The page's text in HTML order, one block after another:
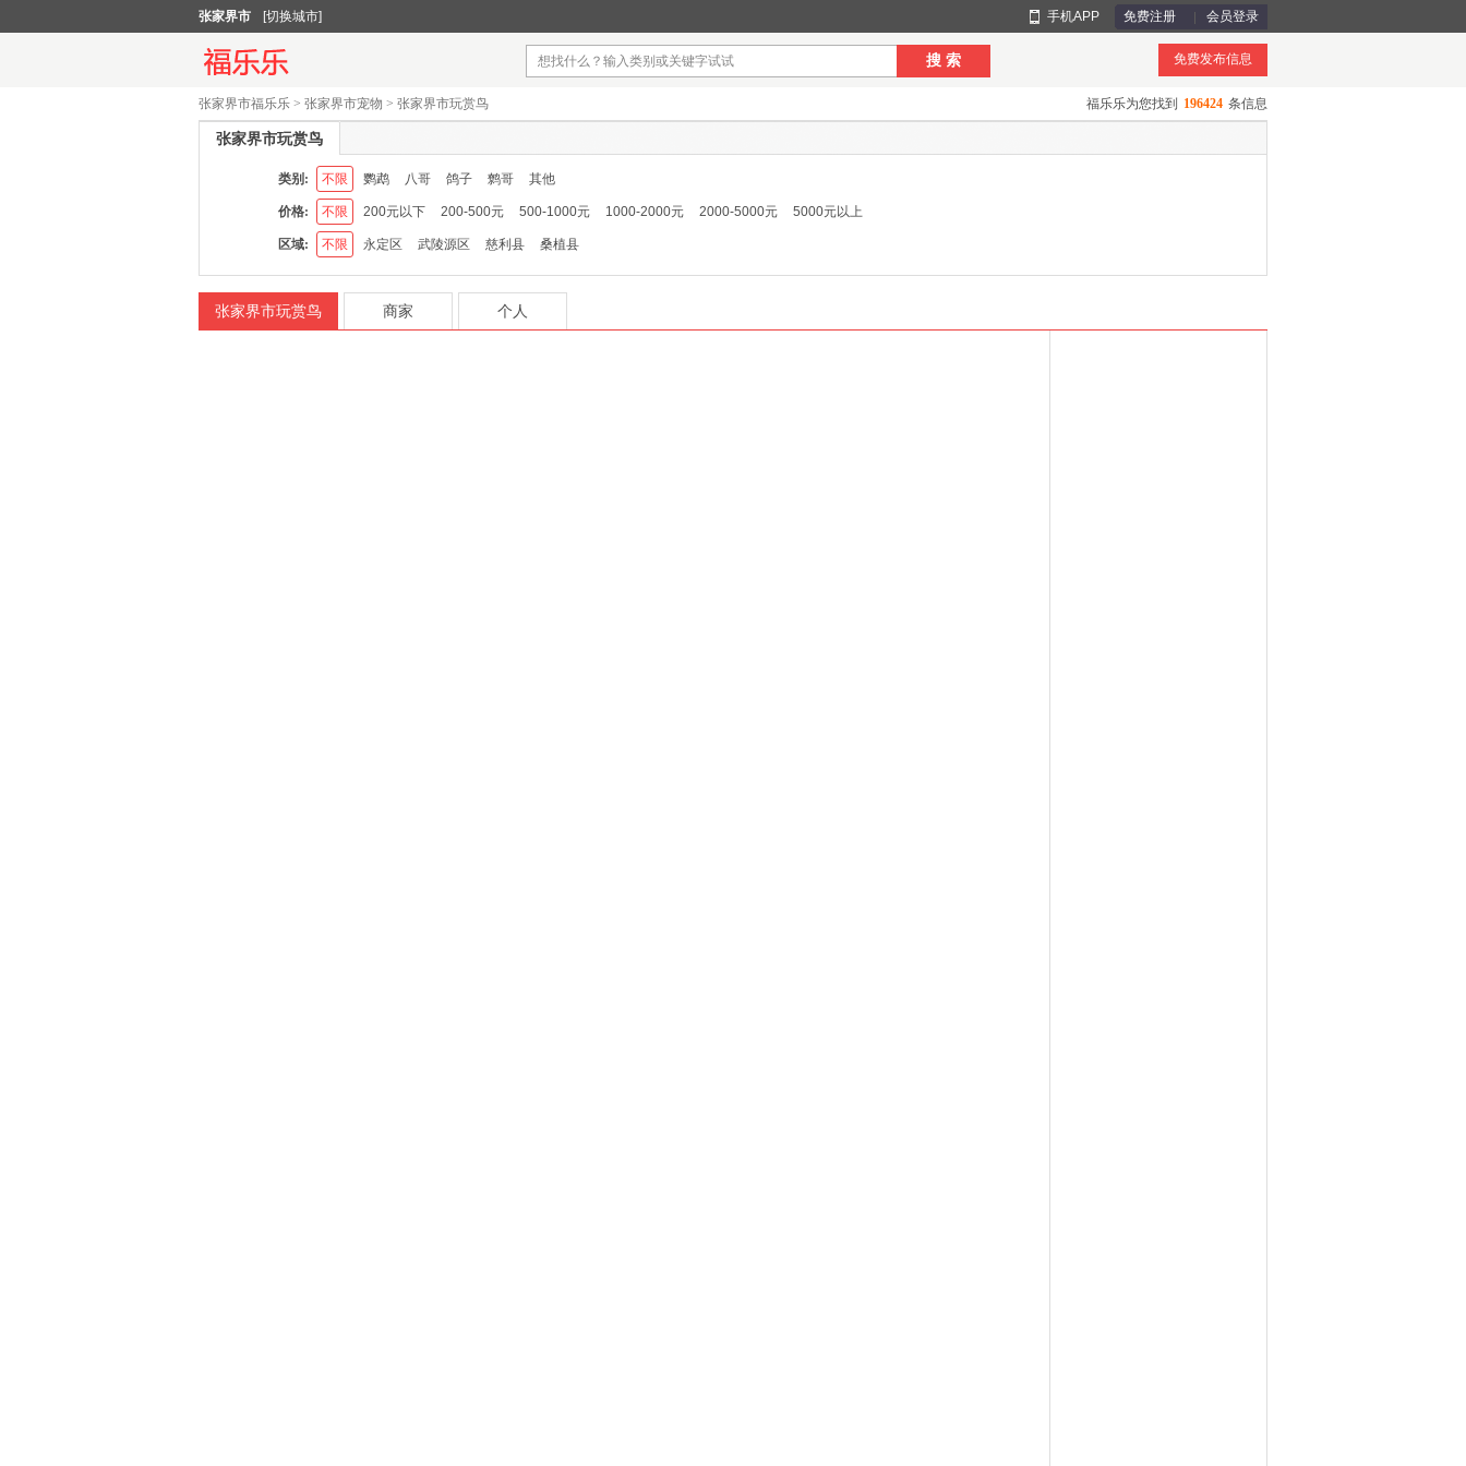
张家界市 [切换城市] 手机APP 免费注册 会员登录
搜 索 免费发布信息
张家界市福乐乐 > 张家界市宠物 > 张家界市玩赏鸟 福乐乐为您找到 196424 条信息
张家界市玩赏鸟
类别: 不限 鹦鹉 八哥 鸽子 鹩哥 其他
价格: 不限 200元以下 200-500元 500-1000元 1000-2000元 2000-5000元 5000元以上
区域: 不限 永定区 武陵源区 慈利县 桑植县
张家界市玩赏鸟 商家 个人